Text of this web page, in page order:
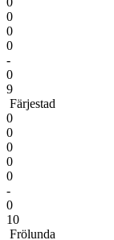
0
0
0
-
0
9
Färjestad
0
0
0
0
0
-
0
10
Frölunda